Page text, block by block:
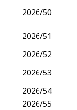
2026/50
2026/51
2026/52
2026/53
2026/54
2026/55